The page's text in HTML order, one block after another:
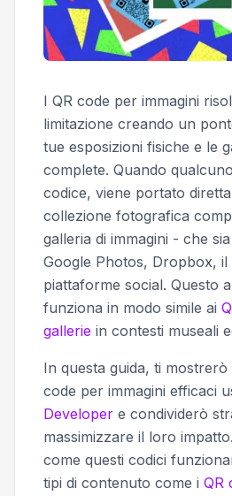
I QR code per immagini
limitazione creando un
tue esposizioni fisiche e le
complete. Quando
codice, viene portato
collezione fotografica
galleria di immagini - che
Google Photos, Dropbox,
piattaforme social. Questo
funziona in modo simile ai
gallerie in contesti museali
In questa guida, ti
code per immagini efficaci
Developer e condividerò
massimizzare il loro
come questi codici
tipi di contenuto come i QR